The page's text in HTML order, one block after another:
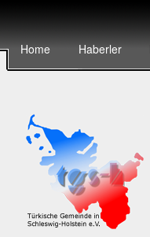
Home Haberler